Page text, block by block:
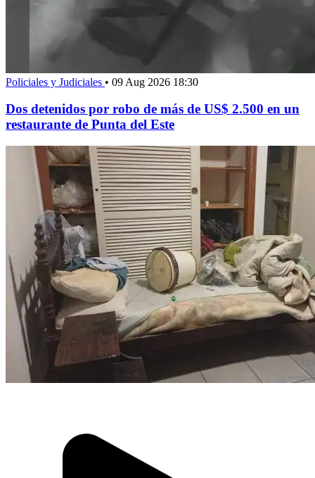
Policiales y Judiciales • 09 Aug 2026 18:30
Dos detenidos por robo de más de US$ 2.500 en un
restaurante de Punta del Este